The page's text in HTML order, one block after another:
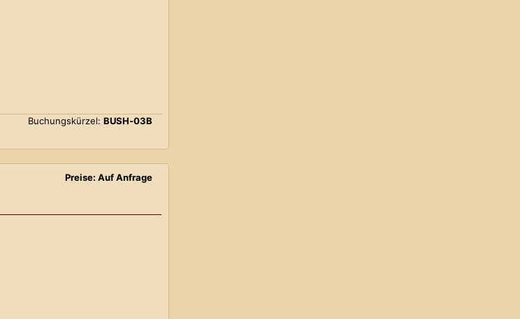
Buchungskürzel: BUSH-03B
Preise: Auf Anfrage